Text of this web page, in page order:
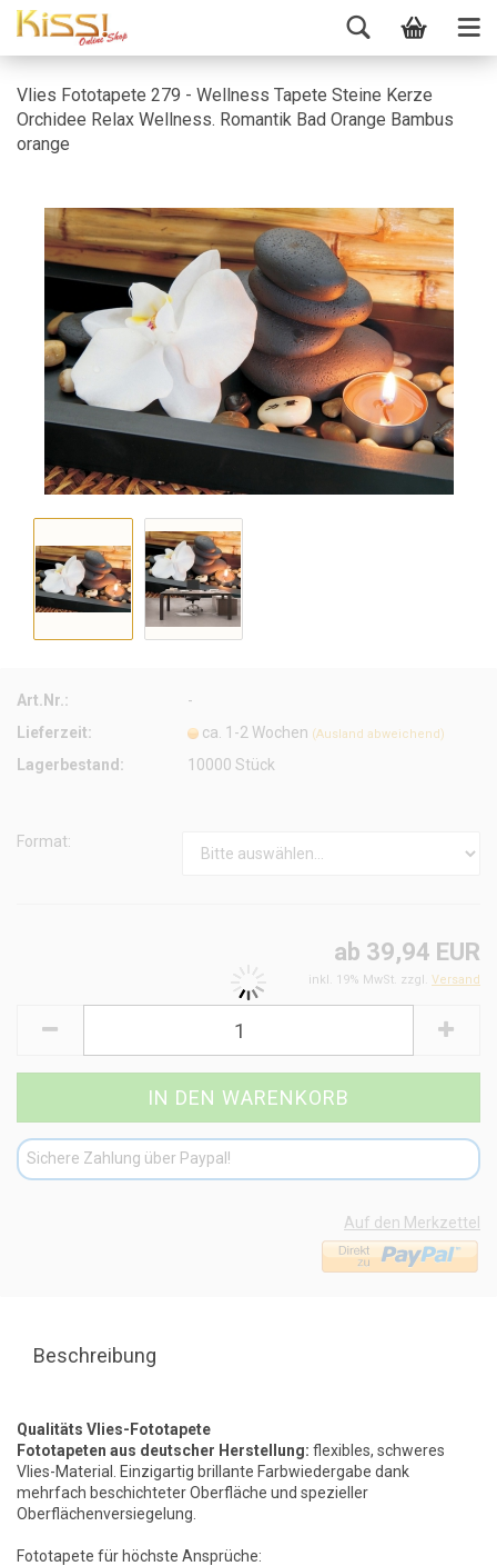
Vlies Fototapete 279 - Wellness Tapete Steine Kerze
Orchidee Relax Wellness. Romantik Bad Orange Bambus
orange
Art.Nr.:
-
Lieferzeit:
ca. 1-2 Wochen (Ausland abweichend)
Lagerbestand: 10000Stück
Format:
ab 39,94 EUR
inkl. 19% MwSt. zzgl. Versand
Sichere Zahlung über Paypal!
Auf den Merkzettel
Beschreibung
Qualitäts Vlies-Fototapete
Fototapeten aus deutscher Herstellung: flexibles, schweres
Vlies-Material. Einzigartig brillante Farbwiedergabe dank
mehrfach beschichteter Oberfläche und spezieller
Oberflächenversiegelung.
Fototapete für höchste Ansprüche: